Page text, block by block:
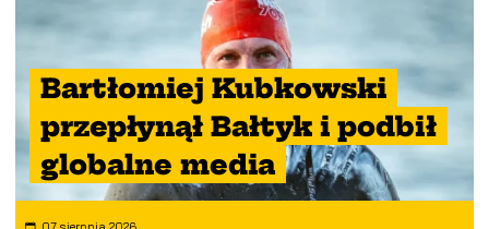
Bartłomiej Kubkowski
przepłynął Bałtyk i podbił
globalne media